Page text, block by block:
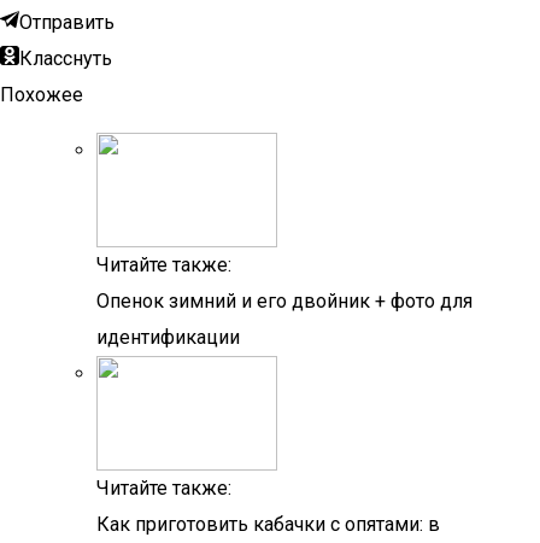
Отправить
Класснуть
Похожее
Читайте также:
Опенок зимний и его двойник + фото для
идентификации
Читайте также:
Как приготовить кабачки с опятами: в